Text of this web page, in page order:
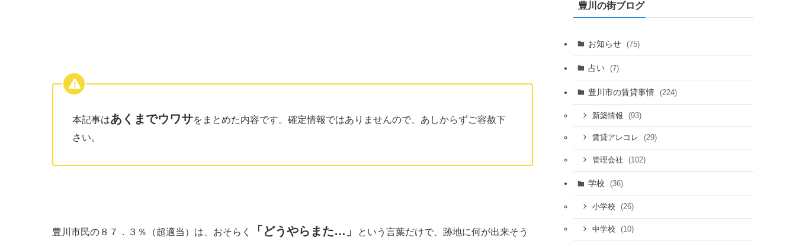
本記事はあくまでウワサをまとめた内容です。確定情報ではありませんので、あしからずご容赦下
さい。
豊川市民の８７．３％（超適当）は、おそらく 「どうやらまた…」
という言葉だけで、跡地に何が出来そう
豊川の街ブログ
お知らせ (75)
占い (7)
豊川市の賃貸事情 (224)
新築情報 (93)
賃貸アレコレ (29)
管理会社 (102)
学校 (36)
小学校 (26)
中学校 (10)